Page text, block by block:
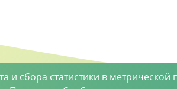
сбора статистики в